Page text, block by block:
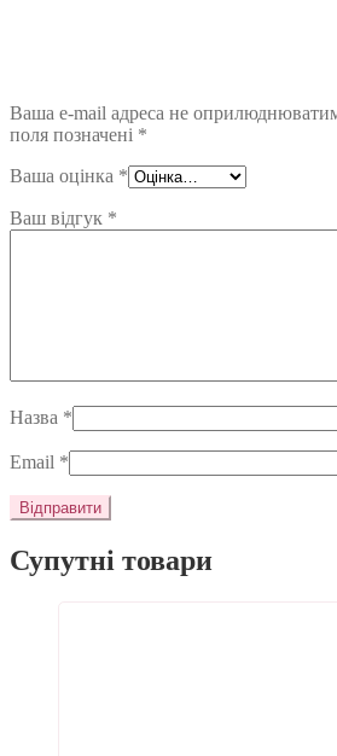
Ваша e-mail адреса не
поля позначені *
Ваша оцінка *
Ваш відгук *
Назва *
Email *
Супутні товари